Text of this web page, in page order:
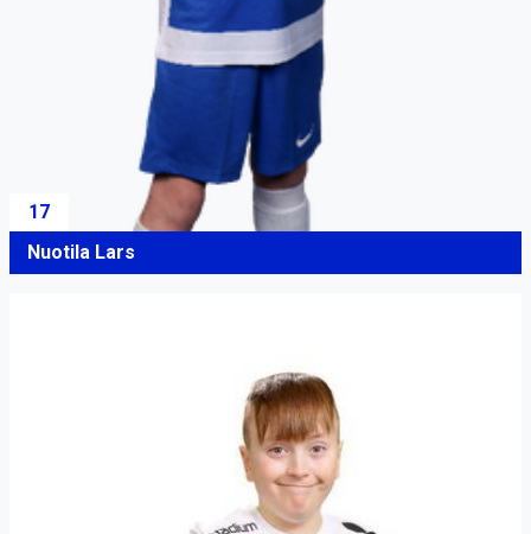
17
Nuotila Lars